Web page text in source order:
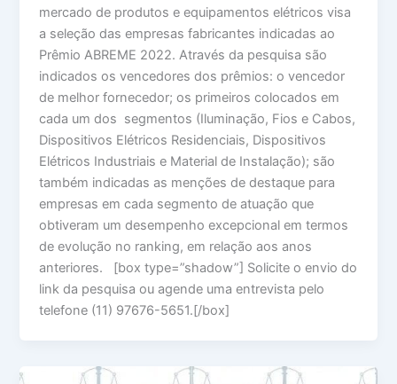
mercado de produtos e equipamentos elétricos visa
a seleção das empresas fabricantes indicadas ao
Prêmio ABREME 2022. Através da pesquisa são
indicados os vencedores dos prêmios: o vencedor
de melhor fornecedor; os primeiros colocados em
cada um dos segmentos (Iluminação, Fios e Cabos,
Dispositivos Elétricos Residenciais, Dispositivos
Elétricos Industriais e Material de Instalação); são
também indicadas as menções de destaque para
empresas em cada segmento de atuação que
obtiveram um desempenho excepcional em termos
de evolução no ranking, em relação aos anos
anteriores. [box type=”shadow”] Solicite o envio do
link da pesquisa ou agende uma entrevista pelo
telefone (11) 97676-5651.[/box]